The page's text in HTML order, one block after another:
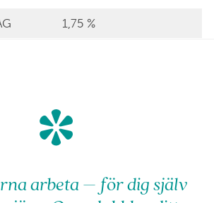
1,75 %
*
arbeta – för dig själv